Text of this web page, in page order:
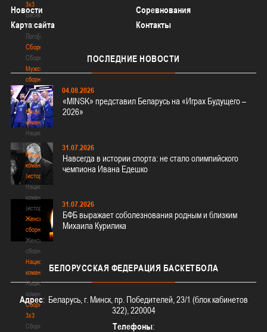
3х3
Баскетбол
3х3
Лого[modid=121]
Сборные
Сборные
Мужские
сборные
Мужские
сборные
Национальная
команда
Национальная
команда
Национальная
команда
(история)
Национальная
команда
(история)
Женские
сборные
Женские
сборные
Национальная
команда
Национальная
команда
Сборные
3х3
Сборные
Новости
Соревнования
Карта сайта
Контакты
ПОСЛЕДНИЕ НОВОСТИ
04.08.2026
«MINSK» представил Беларусь на «Играх Будущего –
2026»
31.07.2026
Навсегда в истории спорта: не стало олимпийского
чемпиона Ивана Едешко
31.07.2026
БФБ выражает соболезнования родным и близким
Михаила Курилика
БЕЛОРУССКАЯ ФЕДЕРАЦИЯ БАСКЕТБОЛА
Адрес: Беларусь, г. Минск, пр. Победителей, 23/1 (блок кабинетов
322), 220004
Телефоны: